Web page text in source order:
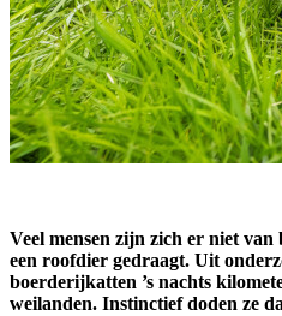
Veel mensen zijn zich er niet
een roofdier gedraagt. Uit
boerderijkatten ’s nachts
weilanden. Instinctief doden ze